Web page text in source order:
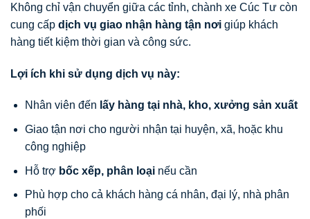
Không chỉ vận chuyển giữa các tỉnh, chành xe Cúc Tư còn
cung cấp dịch vụ giao nhận hàng tận nơi giúp khách
hàng tiết kiệm thời gian và công sức.
Lợi ích khi sử dụng dịch vụ này:
Nhân viên đến lấy hàng tại nhà, kho, xưởng sản xuất
Giao tận nơi cho người nhận tại huyện, xã, hoặc khu
công nghiệp
Hỗ trợ bốc xếp, phân loạinếu cần
Phù hợp cho cả khách hàng cá nhân, đại lý, nhà phân
phối